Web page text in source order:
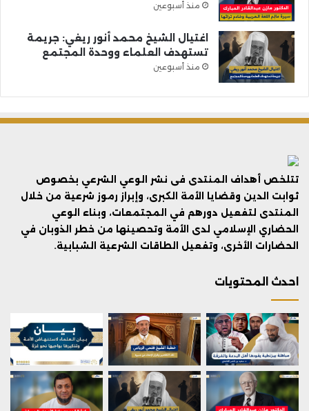
منذ أسبوعين
اغتيال الشيخ محمد أنور ريغي: جريمة
تستهدف العلماء ووحدة المجتمع
منذ أسبوعين
تتلخص أهداف المنتدى فى نشر الوعي الشرعي بخصوص
ثوابت الدين وقضايا الأمة الكبرى، وإبراز رموز شرعية من خلال
المنتدى لتفعيل دورهم في المجتمعات، وبناء الوعي
الحضاري الإسلامي لدى الأمة وتحصينها من خطر الذوبان في
الحضارات الأخرى، وتفعيل الطاقات الشرعية الشبابية.
احدث المحتويات